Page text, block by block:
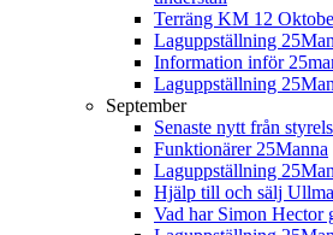
Terräng KM 12
Laguppställning
Information inför
Laguppställning
September
Senaste nytt från
Funktionärer 25Manna
Laguppställning
Hjälp till och sälj
Vad har Simon Hector